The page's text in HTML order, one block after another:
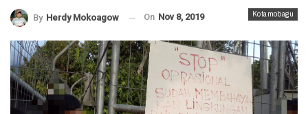
Kotamobagu
By Herdy Mokoagow On Nov 8, 2019